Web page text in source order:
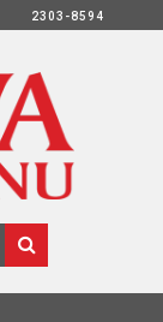
2303-8594